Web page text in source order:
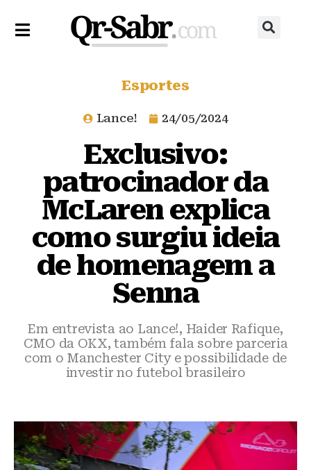
Esportes
Lance! 24/05/2024
Exclusivo:
patrocinador da
McLaren explica
como surgiu ideia
de homenagem a
Senna
Em entrevista ao Lance!, Haider Rafique,
CMO da OKX, também fala sobre parceria
com o Manchester City e possibilidade de
investir no futebol brasileiro